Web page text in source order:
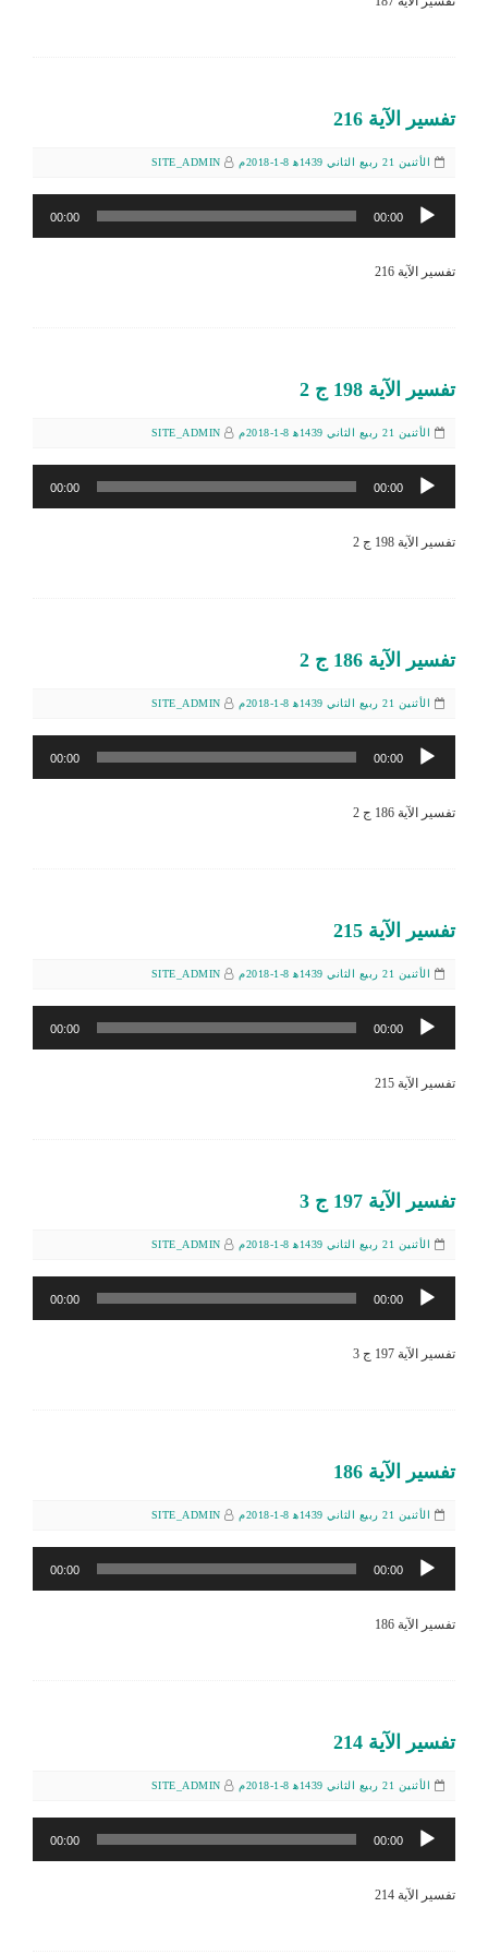
تفسير الآية 216
الأثنين 21 ربيع الثاني 1439ﻫ 8-1-2018م SITE_ADMIN
مشغل
الصوت
00:00
00:00
تفسير الآية 216
تفسير الآية 198 ج 2
الأثنين 21 ربيع الثاني 1439ﻫ 8-1-2018م SITE_ADMIN
مشغل
الصوت
00:00
00:00
تفسير الآية 198 ج 2
تفسير الآية 186 ج 2
الأثنين 21 ربيع الثاني 1439ﻫ 8-1-2018م SITE_ADMIN
مشغل
الصوت
00:00
00:00
تفسير الآية 186 ج 2
تفسير الآية 215
الأثنين 21 ربيع الثاني 1439ﻫ 8-1-2018م SITE_ADMIN
مشغل
الصوت
00:00
00:00
تفسير الآية 215
تفسير الآية 197 ج 3
الأثنين 21 ربيع الثاني 1439ﻫ 8-1-2018م SITE_ADMIN
مشغل
الصوت
00:00
00:00
تفسير الآية 197 ج 3
تفسير الآية 186
الأثنين 21 ربيع الثاني 1439ﻫ 8-1-2018م SITE_ADMIN
مشغل
الصوت
00:00
00:00
تفسير الآية 186
تفسير الآية 214
الأثنين 21 ربيع الثاني 1439ﻫ 8-1-2018م SITE_ADMIN
مشغل
الصوت
00:00
00:00
تفسير الآية 214